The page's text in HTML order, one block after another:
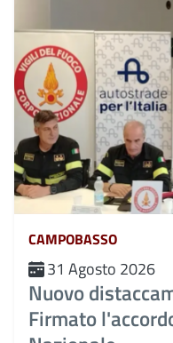
CAMPOBASSO
31 Agosto 2026
Nuovo
Firmato